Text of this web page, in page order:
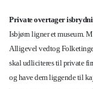
Private overtager
Isbjørn ligner et museum.
Alligevel vedtog
skal udliciteres til private
og have dem liggende til